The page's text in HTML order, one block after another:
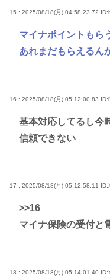
15 : 2025/08/18(月) 04:58:23.72
マイナポイントもら
あれまだもらえるん
16 : 2025/08/18(月) 05:12:00.83
基本対応してるし今
信頼できない
17 : 2025/08/18(月) 05:12:58.11
>>16
マイナ保険の受付と
18 : 2025/08/18(月) 05:14:01.40